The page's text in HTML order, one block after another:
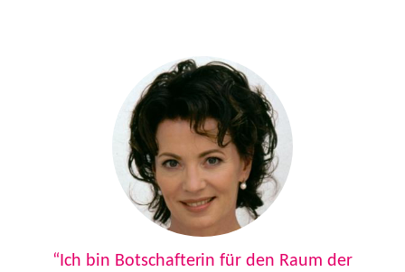
“Ich bin Botschafterin für den Raum der